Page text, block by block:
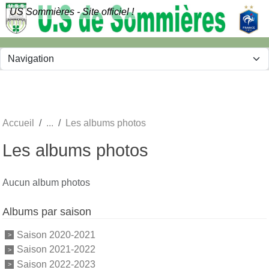
US Sommières - Site officiel !
Accueil Les albums photos
Les albums photos
Aucun album photos
Albums par saison
Saison 2020-2021
Saison 2021-2022
Saison 2022-2023
Panneau de gestion des cookies